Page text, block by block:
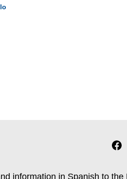
information in Spanish to the